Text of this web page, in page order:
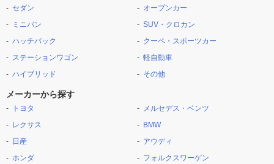
セダン
ミニバン
ハッチバック
ステーションワゴン
ハイブリッド
オープンカー
SUV・クロカン
クーペ・スポーツカー
軽自動車
その他
メーカーから探す
トヨタ
レクサス
日産
ホンダ
メルセデス・ベンツ
BMW
アウディ
フォルクスワーゲン